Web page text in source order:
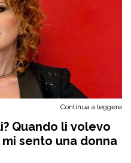
Continua a leggere
Quando li volevo
sento una donna